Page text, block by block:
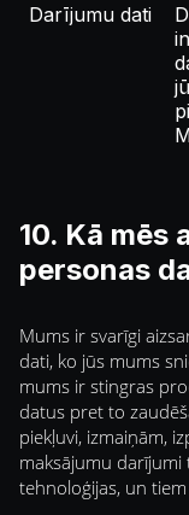
Darījumu dati
10. Kā mēs
personas
Mums ir svarīgi
dati, ko jūs mums
mums ir stingras
datus pret to
piekļuvi, izmaiņām,
maksājumu
tehnoloģijas, un